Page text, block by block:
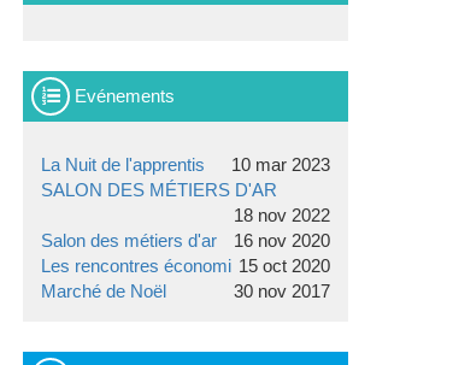
Evénements
La Nuit de l'apprentis
10 mar 2023
SALON DES MÉTIERS D'AR
18 nov 2022
Salon des métiers d'ar
16 nov 2020
Les rencontres économi 15 oct 2020
Marché de Noël
30 nov 2017